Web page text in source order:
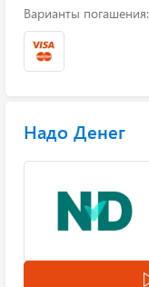
Варианты погашения:
Надо Денег